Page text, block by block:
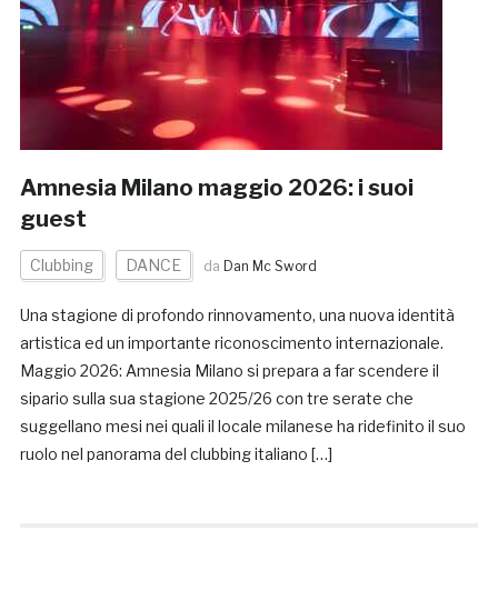
Amnesia Milano maggio 2026: i suoi
guest
Clubbing DANCE da Dan Mc Sword
Una stagione di profondo rinnovamento, una nuova identità
artistica ed un importante riconoscimento internazionale.
Maggio 2026: Amnesia Milano si prepara a far scendere il
sipario sulla sua stagione 2025/26 con tre serate che
suggellano mesi nei quali il locale milanese ha ridefinito il suo
ruolo nel panorama del clubbing italiano […]